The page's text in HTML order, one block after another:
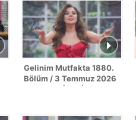
Gelinim Mutfakta 1880.
Bölüm / 3 Temmuz 2026
- SEZON FİNALİ